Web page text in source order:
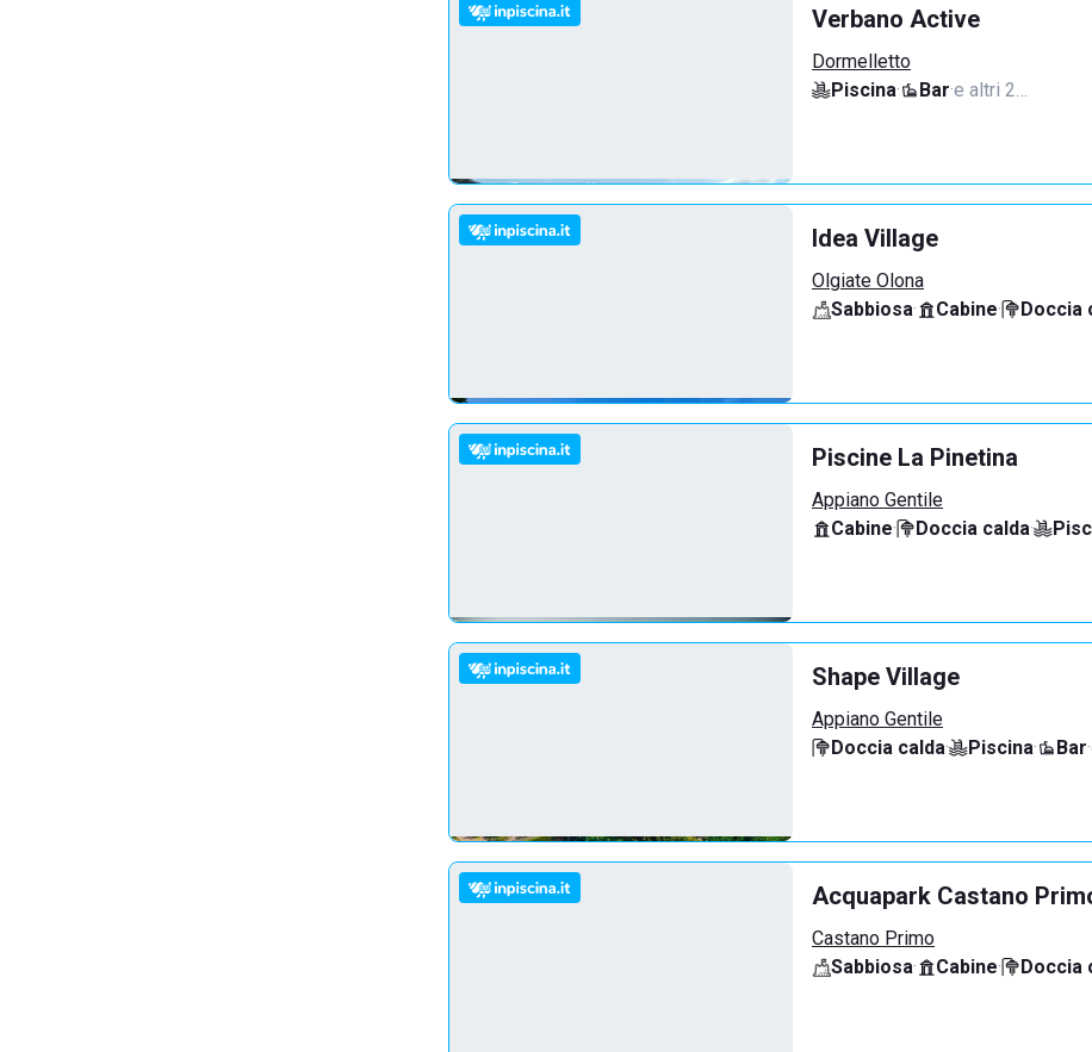
Verbano Active
Dormelletto
Piscina· Bar·e altri 2…
Idea Village
Olgiate Olona
Sabbiosa· Cabine· Doccia
Piscine La Pinetina
Appiano Gentile
Cabine· Doccia calda·
Shape Village
Appiano Gentile
Doccia calda· Piscina· Bar·
Acquapark Castano
Castano Primo
Sabbiosa· Cabine· Doccia